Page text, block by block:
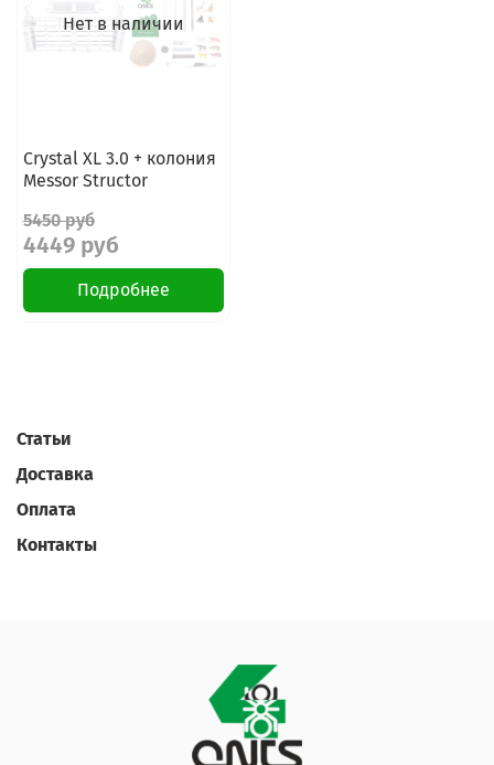
Нет в наличии
Crystal XL 3.0 + колония
Messor Structor
5450 руб
4449 руб
Подробнее
Статьи
Доставка
Оплата
Контакты